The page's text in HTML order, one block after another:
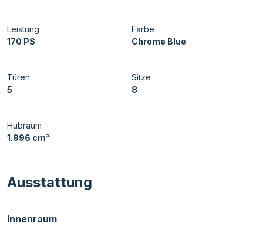
Leistung
170 PS
Farbe
Chrome Blue
Türen
5
Sitze
8
Hubraum
1.996 cm³
Ausstattung
Innenraum